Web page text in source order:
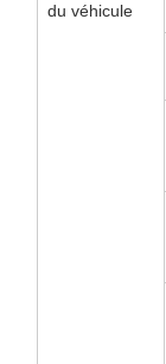
du véhicule